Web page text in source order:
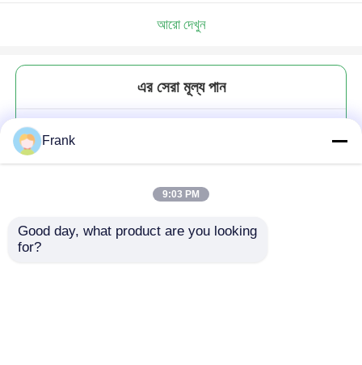
আরো দেখুন
এর সেরা মূল্য পান
Frank
9:03 PM
Good day, what product are you looking
for?